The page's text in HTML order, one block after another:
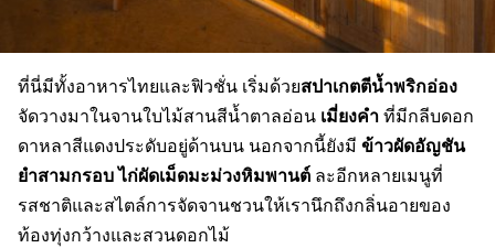
ที่นี่มีทั้งอาหารไทยและฟิวชั่น เริ่มด้วยสปาเกตตีน้ำพริกอ่อง
จัดวางมาในจานใบไม้สานสีน้ำตาลอ่อน เมี่ยงคำที่มีกลีบดอก
ดาหลาสีแดงประดับอยู่ด้านบน นอกจากนี้ยังมี ข้าวผัดอัญชัน
ยำสามกรอบ ไก่ผัดเม็ดมะม่วงหิมพานต์ ละอีกหลายเมนูที่
รสชาติและสไตล์การจัดจานชวนให้เรานึกถึงกลิ่นอายของ
ท้องทุ่งกว้างและสวนดอกไม้